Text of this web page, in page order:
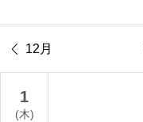
 12月
1
(木)